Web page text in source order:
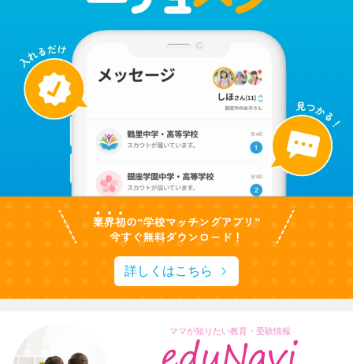
詳しくはこちら
ママが知りたい教育・受験情報